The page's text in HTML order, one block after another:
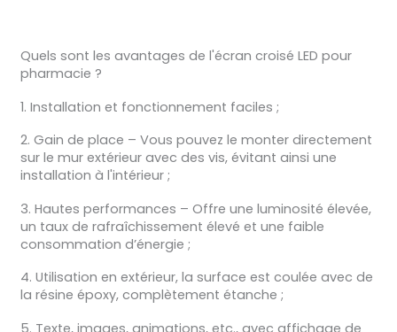
Quels sont les avantages de l'écran croisé LED pour
pharmacie ?
1. Installation et fonctionnement faciles ;
2. Gain de place – Vous pouvez le monter directement
sur le mur extérieur avec des vis, évitant ainsi une
installation à l'intérieur ;
3. Hautes performances – Offre une luminosité élevée,
un taux de rafraîchissement élevé et une faible
consommation d’énergie ;
4. Utilisation en extérieur, la surface est coulée avec de
la résine époxy, complètement étanche ;
5. Texte, images, animations, etc., avec affichage de